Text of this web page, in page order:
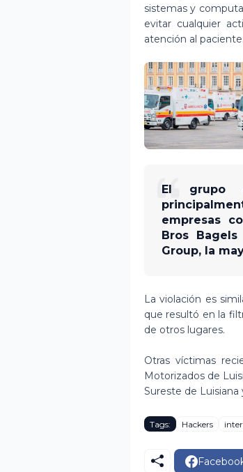
sistemas y
evitar cualquier
atención al paciente.
El grupo
empresas
Bros
Group, la
La violación es
que resultó en la
de otros lugares.
Otras víctimas
Motorizados de
Sureste de
Tags: Hackers